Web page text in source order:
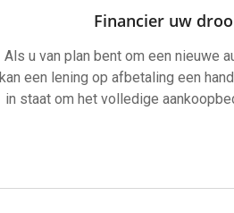
Financier uw
Als u van plan bent om een nieuwe
kan een lening op afbetaling een
in staat om het volledige